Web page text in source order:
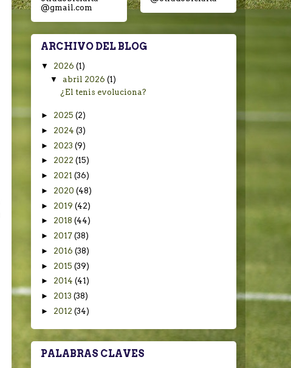
@gmail.com
ARCHIVO DEL BLOG
▼ 2026 (1)
▼abril 2026(1)
¿El tenis evoluciona?
► 2025 (2)
► 2024 (3)
► 2023 (9)
► 2022 (15)
► 2021 (36)
► 2020 (48)
► 2019 (42)
► 2018 (44)
► 2017 (38)
► 2016 (38)
► 2015 (39)
► 2014 (41)
► 2013 (38)
► 2012 (34)
PALABRAS CLAVES